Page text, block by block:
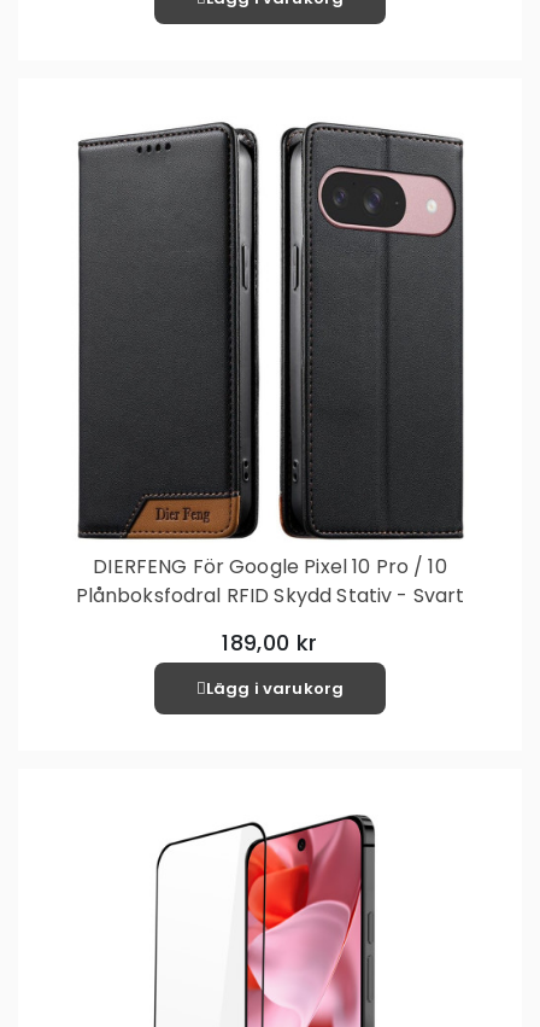
DIERFENG För Google Pixel 10 Pro / 10
Plånboksfodral RFID Skydd Stativ - Svart
189,00 kr
Lägg i varukorg